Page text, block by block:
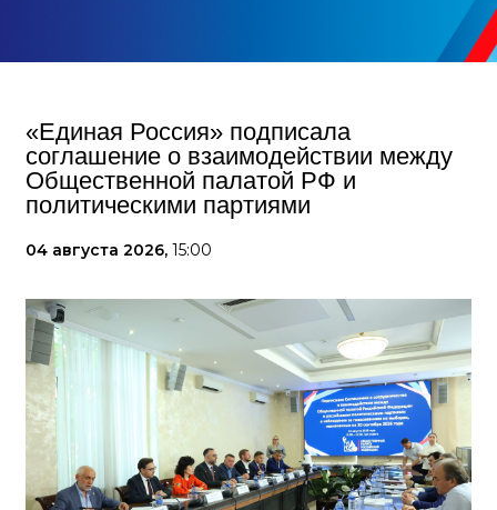
«Единая Россия» подписала
соглашение о взаимодействии между
Общественной палатой РФ и
политическими партиями
04 августа 2026, 15:00